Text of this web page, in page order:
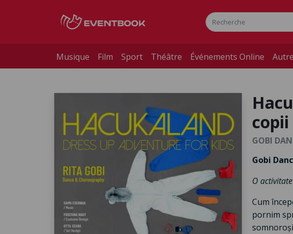
Musique Film Sport Théâtre Événements Online
copii
GOBI
Gobi
O
Cum
pornim